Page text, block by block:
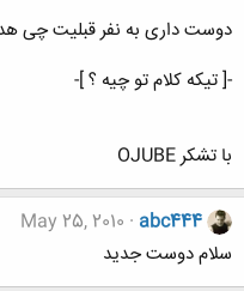
دوست داری به نفر قبلیت چی
-[ تيكه كلام تو چيه ؟ ]-
با تشكر OJUBE
abc444
May 25, 2010
سلام دوست جديد